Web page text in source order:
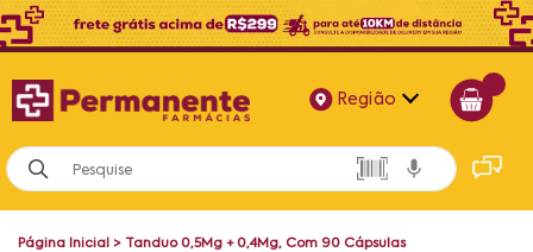
Região
Alagoas
Bahia
Página Inicial > Tanduo 0,5Mg + 0,4Mg, Com 90 Cápsulas